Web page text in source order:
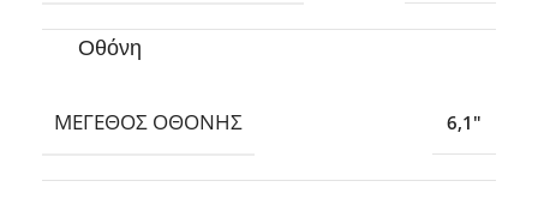
Οθόνη
ΜΈΓΕΘΟΣ ΟΘΌΝΗΣ 6,1″